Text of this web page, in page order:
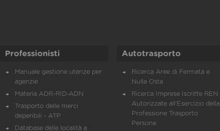
Professionisti
Manuale gestione utenze per
agenzie
Materia ADR-RID-ADN
Trasporto delle merci
deperibili - ATP
Database delle località a
Autotrasporto
Ricerca Aree di Fermata e
Nulla Osta
Ricerca Imprese Iscritte REN
Autorizzate all'Esercizio della
Professione Trasporto
Persone